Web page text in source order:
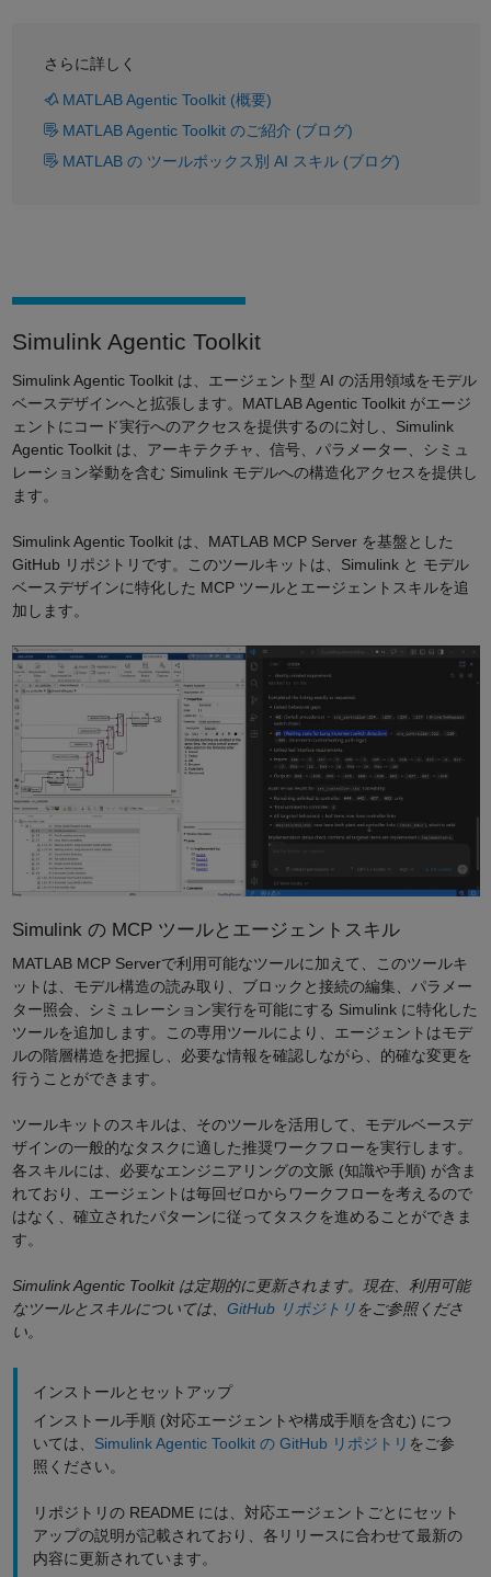
さらに詳しく
MATLAB Agentic Toolkit (概要)
MATLAB Agentic Toolkit のご紹介 (ブログ)
MATLAB の ツールボックス別 AI スキル (ブログ)
Simulink Agentic Toolkit
Simulink Agentic Toolkit は、エージェント型 AI の活用領域をモデル
ベースデザインへと拡張します。MATLAB Agentic Toolkit がエージ
ェントにコード実行へのアクセスを提供するのに対し、Simulink
Agentic Toolkit は、アーキテクチャ、信号、パラメーター、シミュ
レーション挙動を含む Simulink モデルへの構造化アクセスを提供し
ます。
Simulink Agentic Toolkit は、MATLAB MCP Server を基盤とした
GitHub リポジトリです。このツールキットは、Simulink と モデル
ベースデザインに特化した MCP ツールとエージェントスキルを追
加します。
Simulink の MCP ツールとエージェントスキル
MATLAB MCP Serverで利用可能なツールに加えて、このツールキ
ットは、モデル構造の読み取り、ブロックと接続の編集、パラメー
ター照会、シミュレーション実行を可能にする Simulink に特化した
ツールを追加します。この専用ツールにより、エージェントはモデ
ルの階層構造を把握し、必要な情報を確認しながら、的確な変更を
行うことができます。
ツールキットのスキルは、そのツールを活用して、モデルベースデ
ザインの一般的なタスクに適した推奨ワークフローを実行します。
各スキルには、必要なエンジニアリングの文脈 (知識や手順) が含ま
れており、エージェントは毎回ゼロからワークフローを考えるので
はなく、確立されたパターンに従ってタスクを進めることができま
す。
Simulink Agentic Toolkit は定期的に更新されます。現在、利用可能
なツールとスキルについては、 GitHub リポジトリをご参照くださ
い。
インストールとセットアップ
インストール手順 (対応エージェントや構成手順を含む) につ
いては、 Simulink Agentic Toolkit の GitHub リポジトリ をご参
照ください。
リポジトリの README には、対応エージェントごとにセット
アップの説明が記載されており、各リリースに合わせて最新の
内容に更新されています。